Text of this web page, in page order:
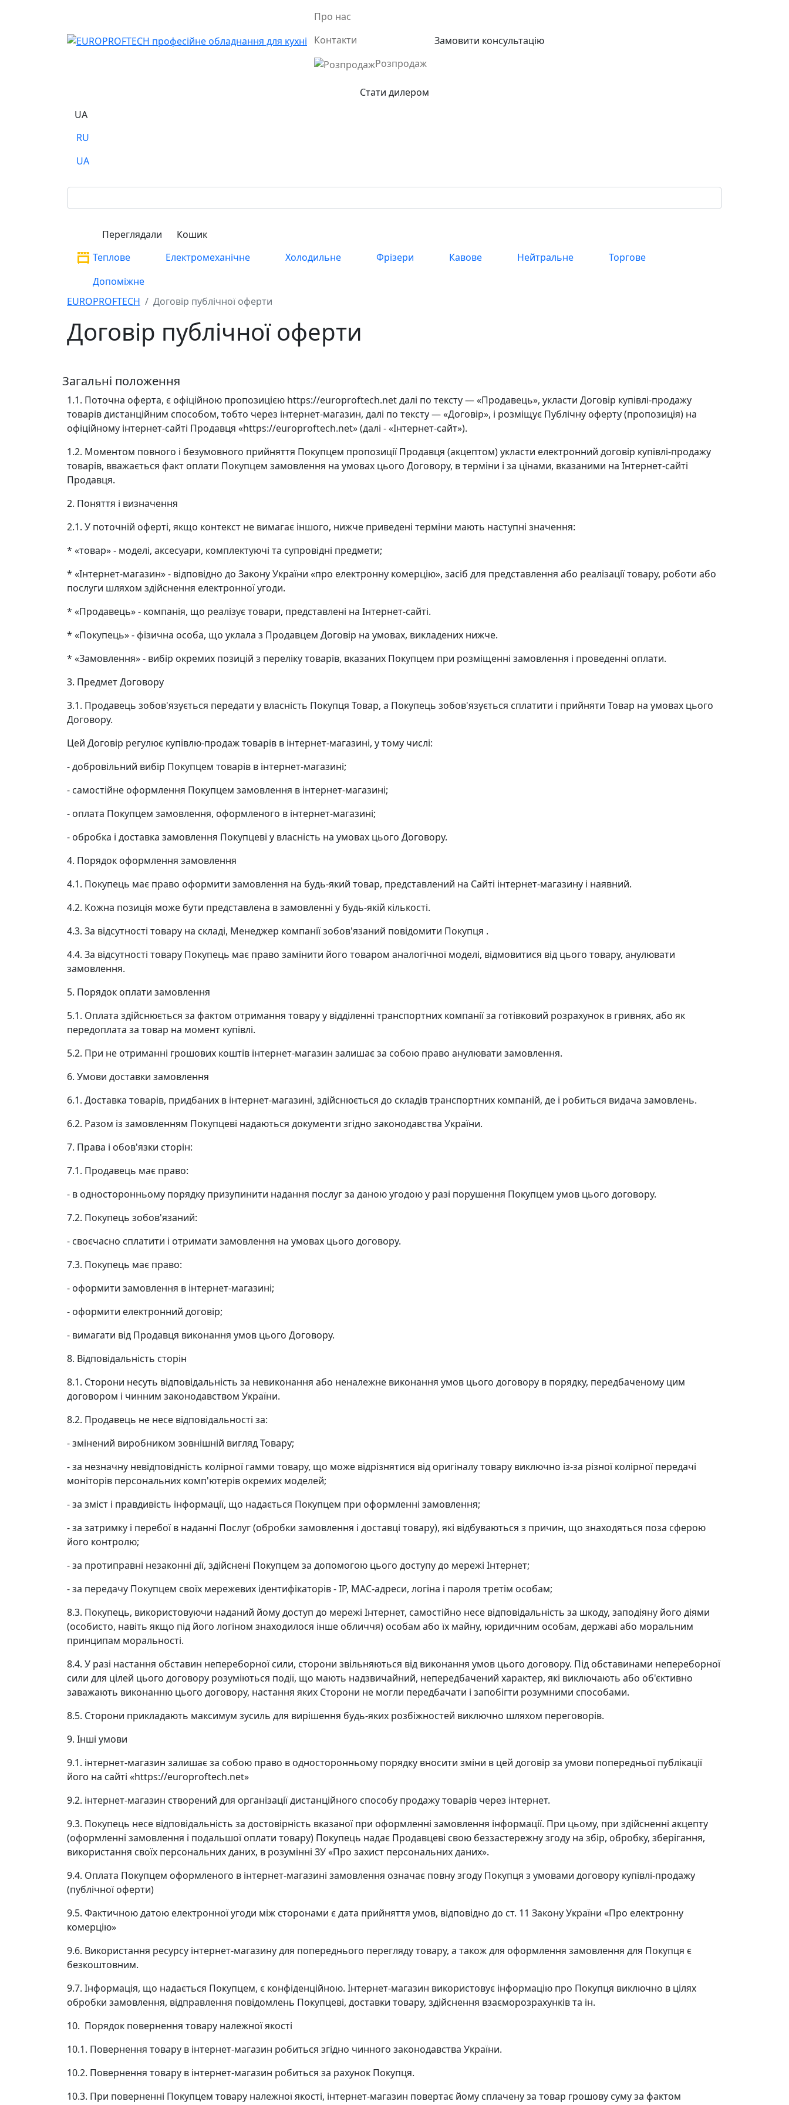
Про нас
Контакти
Розпродаж
Замовити консультацію
Стати дилером
UA
RU
UA
Переглядали
Кошик
Теплове
Електромеханічне Холодильне Фрізери Кавове Нейтральне
Торгове
Допоміжне
EUROPROFTECH
Договір публічної оферти
Договір публічної оферти
Загальні положення
1.1. Поточна оферта, є офіційною пропозицією https://europroftech.net далі по тексту — «Продавець», укласти Договір купівлі-продажу
товарів дистанційним способом, тобто через інтернет-магазин, далі по тексту — «Договір», і розміщує Публічну оферту (пропозиція) на
офіційному інтернет-сайті Продавця «https://europroftech.net» (далі - «Інтернет-сайт»).
1.2. Моментом повного і безумовного прийняття Покупцем пропозиції Продавця (акцептом) укласти електронний договір купівлі-продажу
товарів, вважається факт оплати Покупцем замовлення на умовах цього Договору, в терміни і за цінами, вказаними на Інтернет-сайті
Продавця.
2. Поняття і визначення
2.1. У поточній оферті, якщо контекст не вимагає іншого, нижче приведені терміни мають наступні значення:
* «товар» - моделі, аксесуари, комплектуючі та супровідні предмети;
* «Інтернет-магазин» - відповідно до Закону України «про електронну комерцію», засіб для представлення або реалізації товару, роботи або
послуги шляхом здійснення електронної угоди.
* «Продавець» - компанія, що реалізує товари, представлені на Інтернет-сайті.
* «Покупець» - фізична особа, що уклала з Продавцем Договір на умовах, викладених нижче.
* «Замовлення» - вибір окремих позицій з переліку товарів, вказаних Покупцем при розміщенні замовлення і проведенні оплати.
3. Предмет Договору
3.1. Продавець зобов'язується передати у власність Покупця Товар, а Покупець зобов'язується сплатити і прийняти Товар на умовах цього
Договору.
Цей Договір регулює купівлю-продаж товарів в інтернет-магазині, у тому числі:
- добровільний вибір Покупцем товарів в інтернет-магазині;
- самостійне оформлення Покупцем замовлення в інтернет-магазині;
- оплата Покупцем замовлення, оформленого в інтернет-магазині;
- обробка і доставка замовлення Покупцеві у власність на умовах цього Договору.
4. Порядок оформлення замовлення
4.1. Покупець має право оформити замовлення на будь-який товар, представлений на Сайті інтернет-магазину і наявний.
4.2. Кожна позиція може бути представлена в замовленні у будь-якій кількості.
4.3. За відсутності товару на складі, Менеджер компанії зобов'язаний повідомити Покупця .
4.4. За відсутності товару Покупець має право замінити його товаром аналогічної моделі, відмовитися від цього товару, анулювати
замовлення.
5. Порядок оплати замовлення
5.1. Оплата здійснюється за фактом отримання товару у відділенні транспортних компанії за готівковий розрахунок в гривнях, або як
передоплата за товар на момент купівлі.
5.2. При не отриманні грошових коштів інтернет-магазин залишає за собою право анулювати замовлення.
6. Умови доставки замовлення
6.1. Доставка товарів, придбаних в інтернет-магазині, здійснюється до складів транспортних компаній, де і робиться видача замовлень.
6.2. Разом із замовленням Покупцеві надаються документи згідно законодавства України.
7. Права і обов'язки сторін:
7.1. Продавець має право:
- в односторонньому порядку призупинити надання послуг за даною угодою у разі порушення Покупцем умов цього договору.
7.2. Покупець зобов'язаний:
- своєчасно сплатити і отримати замовлення на умовах цього договору.
7.3. Покупець має право:
- оформити замовлення в інтернет-магазині;
- оформити електронний договір;
- вимагати від Продавця виконання умов цього Договору.
8. Відповідальність сторін
8.1. Сторони несуть відповідальність за невиконання або неналежне виконання умов цього договору в порядку, передбаченому цим
договором і чинним законодавством України.
8.2. Продавець не несе відповідальності за:
- змінений виробником зовнішній вигляд Товару;
- за незначну невідповідність колірної гамми товару, що може відрізнятися від оригіналу товару виключно із-за різної колірної передачі
моніторів персональних комп'ютерів окремих моделей;
- за зміст і правдивість інформації, що надається Покупцем при оформленні замовлення;
- за затримку і перебої в наданні Послуг (обробки замовлення і доставці товару), які відбуваються з причин, що знаходяться поза сферою
його контролю;
- за протиправні незаконні дії, здійснені Покупцем за допомогою цього доступу до мережі Інтернет;
- за передачу Покупцем своїх мережевих ідентифікаторів - IP, MAC-адреси, логіна і пароля третім особам;
8.3. Покупець, використовуючи наданий йому доступ до мережі Інтернет, самостійно несе відповідальність за шкоду, заподіяну його діями
(особисто, навіть якщо під його логіном знаходилося інше обличчя) особам або їх майну, юридичним особам, державі або моральним
принципам моральності.
8.4. У разі настання обставин непереборної сили, сторони звільняються від виконання умов цього договору. Під обставинами непереборної
сили для цілей цього договору розуміються події, що мають надзвичайний, непередбачений характер, які виключають або об'єктивно
заважають виконанню цього договору, настання яких Сторони не могли передбачати і запобігти розумними способами.
8.5. Сторони прикладають максимум зусиль для вирішення будь-яких розбіжностей виключно шляхом переговорів.
9. Інші умови
9.1. інтернет-магазин залишає за собою право в односторонньому порядку вносити зміни в цей договір за умови попередньої публікації
його на сайті «https://europroftech.net»
9.2. інтернет-магазин створений для організації дистанційного способу продажу товарів через інтернет.
9.3. Покупець несе відповідальність за достовірність вказаної при оформленні замовлення інформації. При цьому, при здійсненні акцепту
(оформленні замовлення і подальшої оплати товару) Покупець надає Продавцеві свою беззастережну згоду на збір, обробку, зберігання,
використання своїх персональних даних, в розумінні ЗУ «Про захист персональних даних».
9.4. Оплата Покупцем оформленого в інтернет-магазині замовлення означає повну згоду Покупця з умовами договору купівлі-продажу
(публічної оферти)
9.5. Фактичною датою електронної угоди між сторонами є дата прийняття умов, відповідно до ст. 11 Закону України «Про електронну
комерцію»
9.6. Використання ресурсу інтернет-магазину для попереднього перегляду товару, а також для оформлення замовлення для Покупця є
безкоштовним.
9.7. Інформація, що надається Покупцем, є конфіденційною. Інтернет-магазин використовує інформацію про Покупця виключно в цілях
обробки замовлення, відправлення повідомлень Покупцеві, доставки товару, здійснення взаєморозрахунків та ін.
10. Порядок повернення товару належної якості
10.1. Повернення товару в інтернет-магазин робиться згідно чинного законодавства України.
10.2. Повернення товару в інтернет-магазин робиться за рахунок Покупця.
10.3. При поверненні Покупцем товару належної якості, інтернет-магазин повертає йому сплачену за товар грошову суму за фактом